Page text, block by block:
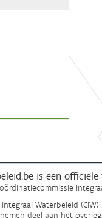
is een
Integraal Waterbeleid
deel aan het